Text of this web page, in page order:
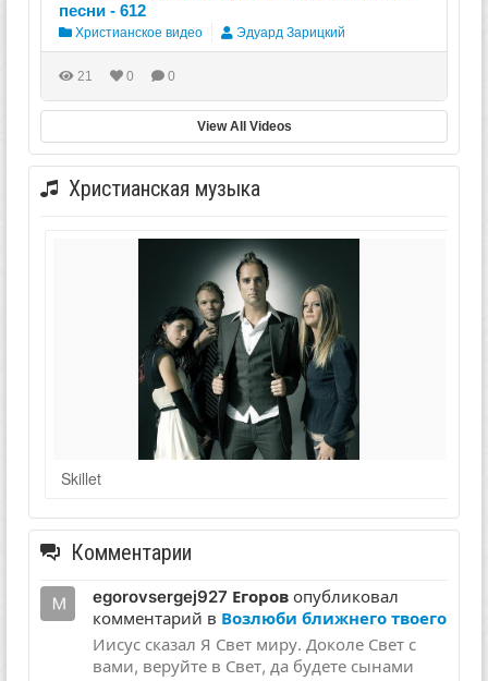
песни - 612
Христианское видео Эдуард Зарицкий
21 0 0
View All Videos
Христианская музыка
Skillet
Комментарии
egorovsergej927 Егоров опубликовал
комментарий в Возлюби ближнего твоего
Иисус сказал Я Свет миру. Доколе Свет с
вами, веруйте в Свет, да будете сынами